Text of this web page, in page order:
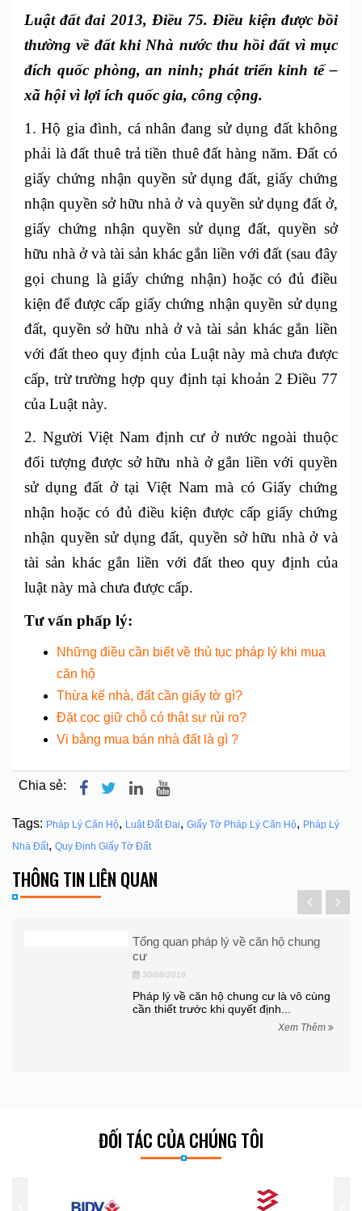
Luật đất đai 2013, Điều 75. Điều kiện được bồi
thường về đất khi Nhà nước thu hồi đất vì mục
đích quốc phòng, an ninh; phát triển kinh tế –
xã hội vì lợi ích quốc gia, công cộng.
1. Hộ gia đình, cá nhân đang sử dụng đất không
phải là đất thuê trả tiền thuê đất hàng năm. Đất có
giấy chứng nhận quyền sử dụng đất, giấy chứng
nhận quyền sở hữu nhà ở và quyền sử dụng đất ở,
giấy chứng nhận quyền sử dụng đất, quyền sở
hữu nhà ở và tài sản khác gắn liền với đất (sau đây
gọi chung là giấy chứng nhận) hoặc có đủ điều
kiện để được cấp giấy chứng nhận quyền sử dụng
đất, quyền sở hữu nhà ở và tài sản khác gắn liền
với đất theo quy định của Luật này mà chưa được
cấp, trừ trường hợp quy định tại khoản 2 Điều 77
của Luật này.
2. Người Việt Nam định cư ở nước ngoài thuộc
đối tượng được sở hữu nhà ở gắn liền với quyền
sử dụng đất ở tại Việt Nam mà có Giấy chứng
nhận hoặc có đủ điều kiện được cấp giấy chứng
nhận quyền sử dụng đất, quyền sở hữu nhà ở và
tài sản khác gắn liền với đất theo quy định của
luật này mà chưa được cấp.
Tư vấn phấp lý:
Những điều cần biết về thủ tục pháp lý khi mua
căn hộ
Thừa kế nhà, đất cần giấy tờ gì?
Đặt cọc giữ chỗ có thật sự rủi ro?
Vi bằng mua bán nhà đất là gì ?
Chia sẻ:
Tags: Pháp Lý Căn Hộ, Luật Đất Đai, Giấy Tờ Pháp Lý Căn Hộ, Pháp Lý
Nhà Đất, Quy Định Giấy Tờ Đất
THÔNG TIN LIÊN QUAN
Tổng quan pháp lý về căn hộ chung
cư
30/08/2018
Pháp lý về căn hộ chung cư là vô cùng
cần thiết trước khi quyết định...
Xem Thêm
ĐỐI TÁC CỦA CHÚNG TÔI